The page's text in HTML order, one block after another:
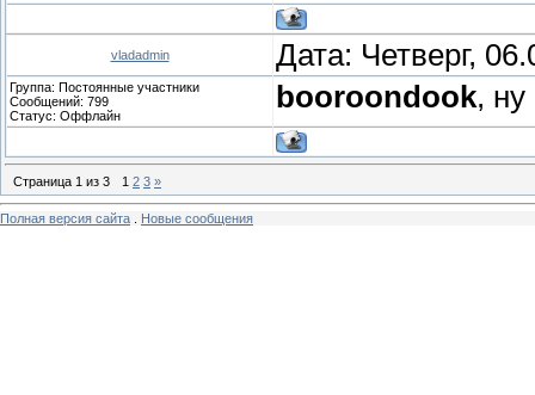
vladadmin Дата: Четверг,
Группа: Постоянные участники
Сообщений: 799
Статус: Оффлайн
booroondook, ну
Страница 1 из 3 1 2 3 »
Полная версия сайта Новые сообщения